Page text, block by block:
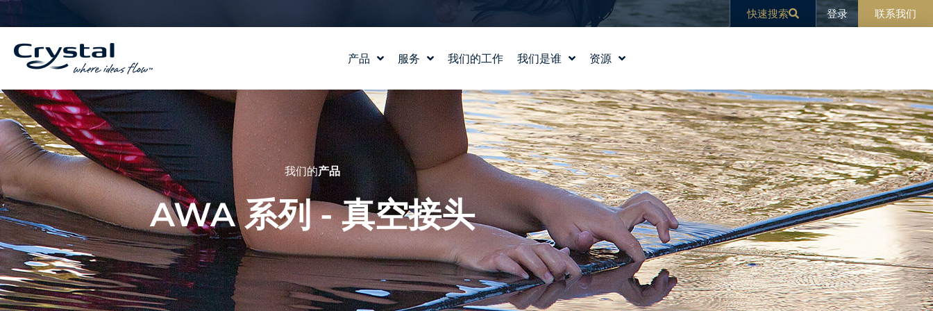
容
至
快速搜索 登录 联系我们
产品 服务
水景设计
水实验室
产品和技术支持
我们的工作 我们是谁
我们的故事
我们的价值观
认识我们的团队
职业生涯
资源
教育
博客
新闻
我们的产品
AWA 系列 - 真空接头